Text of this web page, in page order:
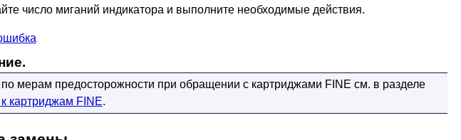
число миганий индикатора и выполните необходимые действия.
мерам предосторожности при обращении с картриджами FINE см. в разделе
картриджам FINE.